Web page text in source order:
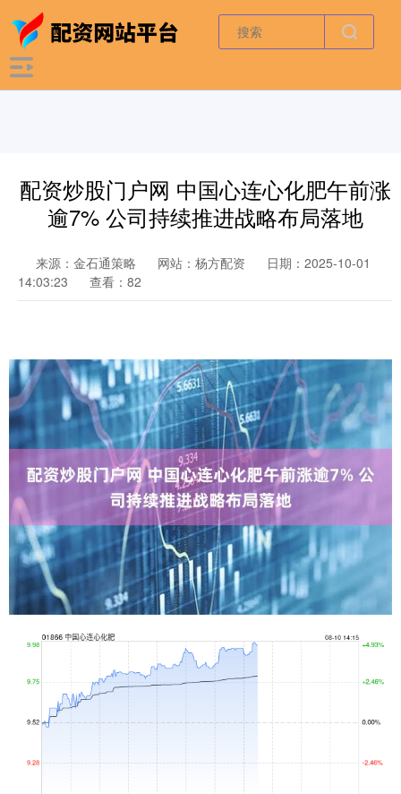
配资炒股门户网 中国心连心化肥午前涨
逾7% 公司持续推进战略布局落地
来源：金石通策略 网站：杨方配资
日期：2025-10-01
14:03:23
查看：82